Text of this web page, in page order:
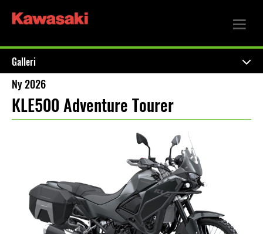
Galleri
Ny 2026
KLE500 Adventure Tourer